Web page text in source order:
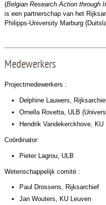
(Belgian Research Action through
is een partnerschap van het
Philipps-University Marburg
Medewerkers
Projectmedewerkers :
Delphine Lauwers,
Ornella Rovetta, ULB
Hendrik Vandekerckhove, KU
Coördinator:
Pieter Lagrou, ULB
Wetenschappelijk comité :
Paul Drossens, Rijksarchief
Jan Wouters, KU Leuven